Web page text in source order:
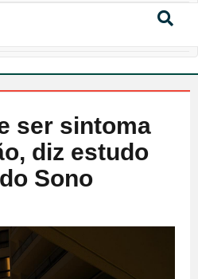
ser sintoma
diz estudo
Sono